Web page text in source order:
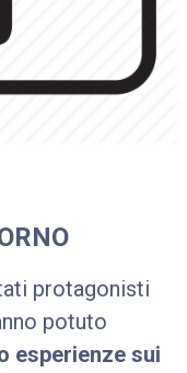
protagonisti
potuto
esperienze sui